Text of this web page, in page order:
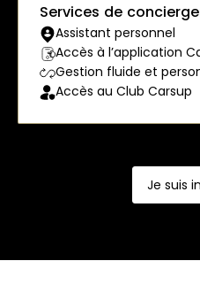
Services de
Assistant personnel
Accès à l’application
Gestion fluide et
Accès au Club Carsup
Je suis